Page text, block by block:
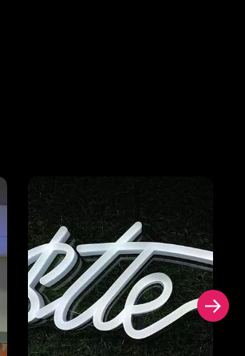
à intensité
et 7j/7.